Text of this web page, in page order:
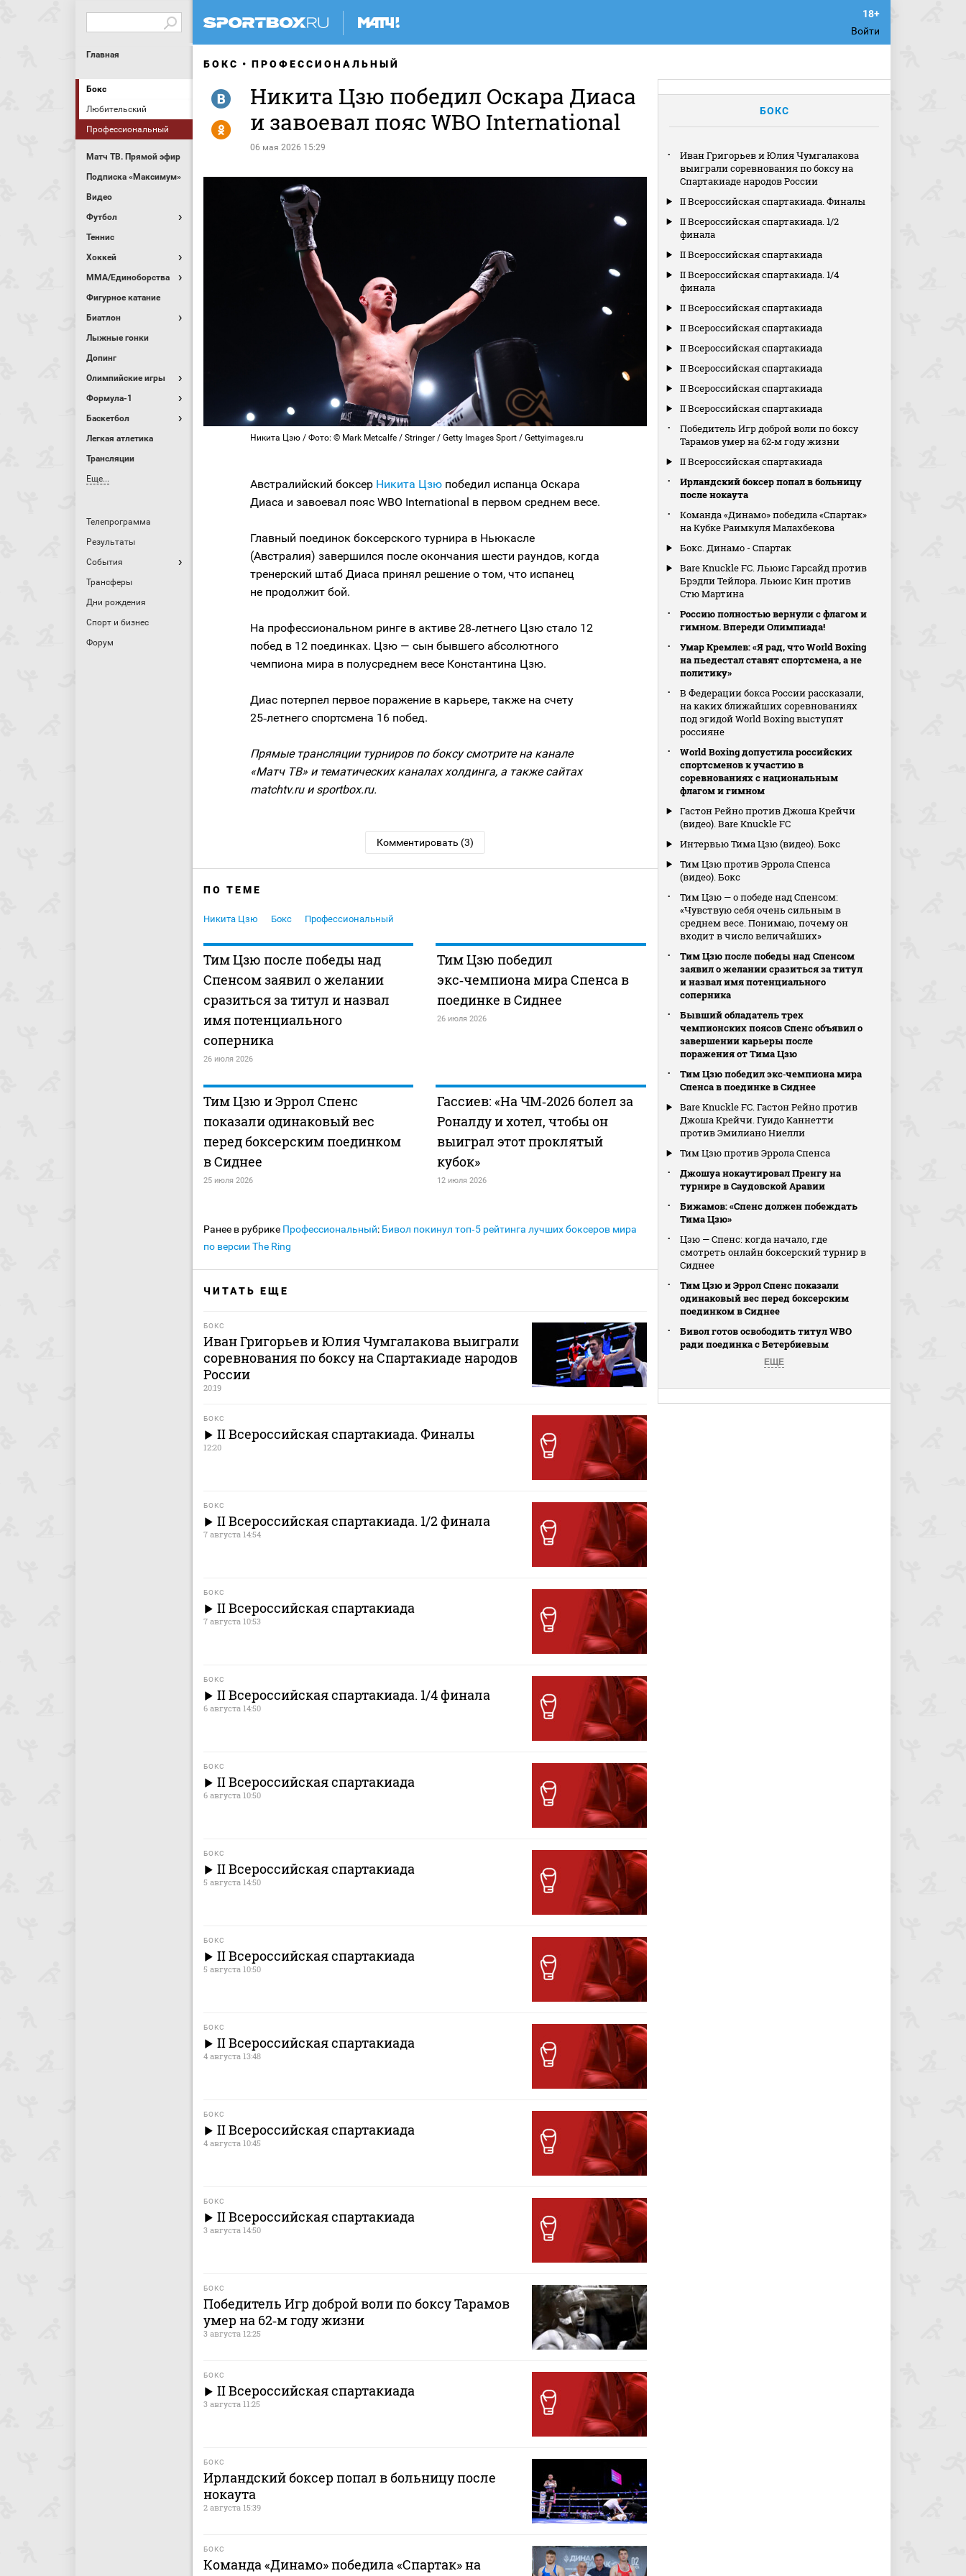
Войти
Главная
Бокс
Любительский
Профессиональный
Матч ТВ. Прямой эфир
Подписка «Максимум»
Видео
Футбол
Теннис
Хоккей
MMA/Единоборства
Фигурное катание
Биатлон
Лыжные гонки
Допинг
Олимпийские игры
Формула-1
Баскетбол
Легкая атлетика
Трансляции
Еще...
Телепрограмма
Результаты
События
Трансферы
Дни рождения
Спорт и бизнес
Форум
БОКС ПРОФЕССИОНАЛЬНЫЙ
Никита Цзю победил Оскара Диаса
и завоевал пояс WBO International
06 мая 2026 15:29
R
Y
Никита Цзю / Фото: © Mark Metcalfe / Stringer / Getty Images Sport / Gettyimages.ru
Австралийский боксер Никита Цзю победил испанца Оскара
Диаса и завоевал пояс WBO International в первом среднем весе.
Главный поединок боксерского турнира в Ньюкасле
(Австралия) завершился после окончания шести раундов, когда
тренерский штаб Диаса принял решение о том, что испанец
не продолжит бой.
На профессиональном ринге в активе 28‑летнего Цзю стало 12
побед в 12 поединках. Цзю — сын бывшего абсолютного
чемпиона мира в полусреднем весе Константина Цзю.
Диас потерпел первое поражение в карьере, также на счету
25‑летнего спортсмена 16 побед.
Прямые трансляции турниров по боксу смотрите на канале
«Матч ТВ» и тематических каналах холдинга, а также сайтах
matchtv.ru и sportbox.ru.
Комментировать (3)
ПО ТЕМЕ
Никита Цзю Бокс Профессиональный
Тим Цзю после победы над
Спенсом заявил о желании
сразиться за титул и назвал
имя потенциального
соперника
26 июля 2026
Тим Цзю победил
экс‑чемпиона мира Спенса в
поединке в Сиднее
26 июля 2026
Тим Цзю и Эррол Спенс
показали одинаковый вес
перед боксерским поединком
в Сиднее
25 июля 2026
Гассиев: «На ЧМ‑2026 болел за
Роналду и хотел, чтобы он
выиграл этот проклятый
кубок»
12 июля 2026
Ранее в рубрике Профессиональный: Бивол покинул топ‑5 рейтинга лучших боксеров мира
по версии The Ring
ЧИТАТЬ ЕЩЕ
БОКС
Иван Григорьев и Юлия Чумгалакова выиграли
соревнования по боксу на Спартакиаде народов
России
20:19
БОКС
II Всероссийская спартакиада. Финалы
12:20
БОКС
II Всероссийская спартакиада. 1/2 финала
7 августа 14:54
БОКС
II Всероссийская спартакиада
7 августа 10:53
БОКС
II Всероссийская спартакиада. 1/4 финала
6 августа 14:50
БОКС
II Всероссийская спартакиада
6 августа 10:50
БОКС
II Всероссийская спартакиада
5 августа 14:50
БОКС
II Всероссийская спартакиада
5 августа 10:50
БОКС
II Всероссийская спартакиада
4 августа 13:48
БОКС
II Всероссийская спартакиада
4 августа 10:45
БОКС
II Всероссийская спартакиада
3 августа 14:50
БОКС
Победитель Игр доброй воли по боксу Тарамов
умер на 62‑м году жизни
3 августа 12:25
БОКС
II Всероссийская спартакиада
3 августа 11:25
БОКС
Ирландский боксер попал в больницу после
нокаута
2 августа 15:39
БОКС
Команда «Динамо» победила «Спартак» на
БОКС
Иван Григорьев и Юлия Чумгалакова
выиграли соревнования по боксу на
Спартакиаде народов России
II Всероссийская спартакиада. Финалы
II Всероссийская спартакиада. 1/2
финала
II Всероссийская спартакиада
II Всероссийская спартакиада. 1/4
финала
II Всероссийская спартакиада
II Всероссийская спартакиада
II Всероссийская спартакиада
II Всероссийская спартакиада
II Всероссийская спартакиада
II Всероссийская спартакиада
Победитель Игр доброй воли по боксу
Тарамов умер на 62‑м году жизни
II Всероссийская спартакиада
Ирландский боксер попал в больницу
после нокаута
Команда «Динамо» победила «Спартак»
на Кубке Раимкуля Малахбекова
Бокс. Динамо - Спартак
Bare Knuckle FC. Льюис Гарсайд против
Брэдли Тейлора. Льюис Кин против
Стю Мартина
Россию полностью вернули с флагом и
гимном. Впереди Олимпиада!
Умар Кремлев: «Я рад, что World Boxing
на пьедестал ставят спортсмена, а не
политику»
В Федерации бокса России рассказали,
на каких ближайших соревнованиях
под эгидой World Boxing выступят
россияне
World Boxing допустила российских
спортсменов к участию в
соревнованиях с национальным
флагом и гимном
Гастон Рейно против Джоша Крейчи
(видео). Bare Knuckle FC
Интервью Тима Цзю (видео). Бокс
Тим Цзю против Эррола Спенса
(видео). Бокс
Тим Цзю — о победе над Спенсом:
«Чувствую себя очень сильным в
среднем весе. Понимаю, почему он
входит в число величайших»
Тим Цзю после победы над Спенсом
заявил о желании сразиться за титул
и назвал имя потенциального
соперника
Бывший обладатель трех
чемпионских поясов Спенс объявил о
завершении карьеры после
поражения от Тима Цзю
Тим Цзю победил экс‑чемпиона мира
Спенса в поединке в Сиднее
Bare Knuckle FC. Гастон Рейно против
Джоша Крейчи. Гуидо Каннетти
против Эмилиано Ниелли
Тим Цзю против Эррола Спенса
Джошуа нокаутировал Пренгу на
турнире в Саудовской Аравии
Бижамов: «Спенс должен побеждать
Тима Цзю»
Цзю — Спенс: когда начало, где
смотреть онлайн боксерский турнир в
Сиднее
Тим Цзю и Эррол Спенс показали
одинаковый вес перед боксерским
поединком в Сиднее
Бивол готов освободить титул WBO
ради поединка с Бетербиевым
ЕЩЕ